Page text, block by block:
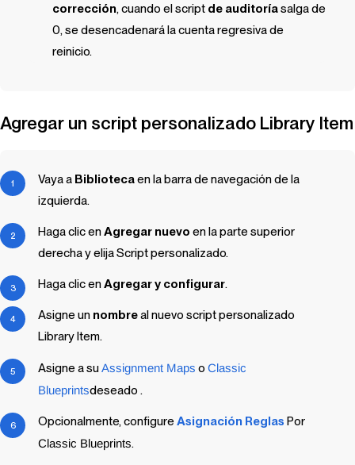
corrección, cuando el script de auditoríasalga de
0, se desencadenará la cuenta regresiva de
reinicio.
Agregar un script personalizado Library Item
Vaya a Bibliotecaen la barra de navegación de la
izquierda.
Haga clic enAgregar nuevo en la parte superior
derecha y elija Script personalizado.
Haga clic enAgregar y configurar.
Asigne un nombreal nuevo script personalizado
Library Item.
Asigne a suAssignment Maps o Classic
Blueprintsdeseado .
Opcionalmente, configure Asignación Reglas Por
Classic Blueprints.